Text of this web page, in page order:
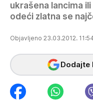
ukrašena lancima
odeći zlatna se
Objavljeno 23.03.2012.
Dodajte